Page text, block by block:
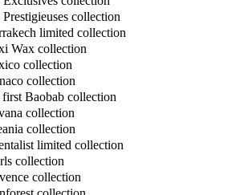
collection
limited collection
Wax collection
collection
collection
Baobab collection
collection
collection
limited collection
collection
collection